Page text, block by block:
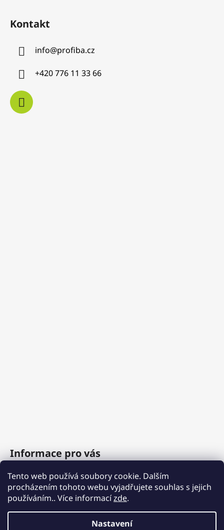
Tento web používá soubory cookie. Dalším
procházením tohoto webu vyjadřujete souhlas s jejich
používáním.. Více informacízde.
Nastavení
Kontakt
info@profiba.cz
+420 776 11 33 66
Informace pro vás
O nás
Obchodní podmínky